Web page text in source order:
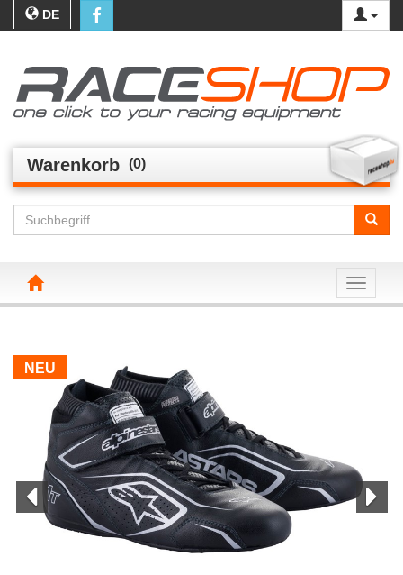
DE
Warenkorb (0)
Toggle
NEU